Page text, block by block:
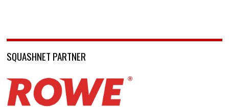
SQUASHNET PARTNER